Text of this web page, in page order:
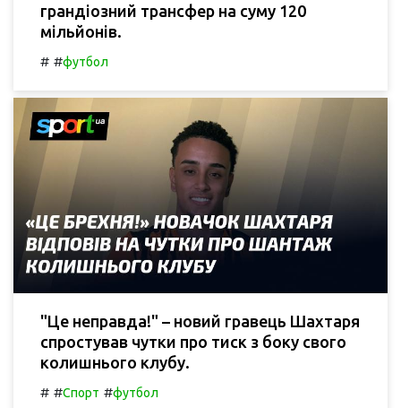
грандіозний трансфер на суму 120
мільйонів.
# #футбол
"Це неправда!" – новий гравець Шахтаря
спростував чутки про тиск з боку свого
колишнього клубу.
# #Спорт #футбол